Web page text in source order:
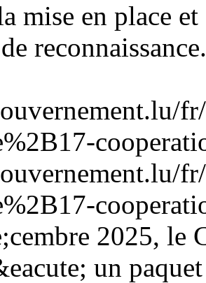
mise en place
reconnaissance.
2025, le
un